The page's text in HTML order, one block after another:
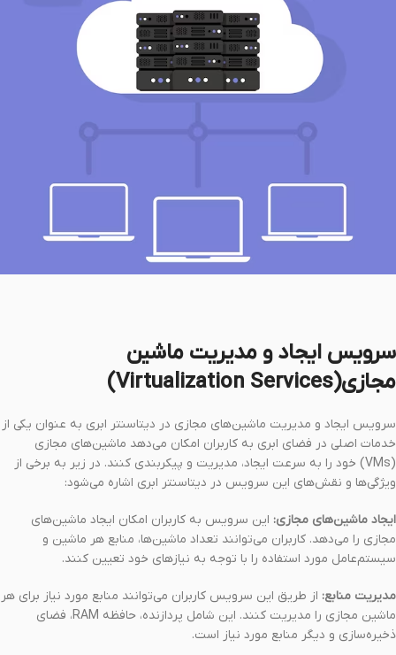
سرویس ایجاد و مدیریت ماشین
مجازی(Virtualization Services)
سرویس ایجاد و مدیریت ماشین‌های مجازی در دیتاسنتر ابری به عنوان یکی از
خدمات اصلی در فضای ابری به کاربران امکان می‌دهد ماشین‌های مجازی
(VMs) خود را به سرعت ایجاد، مدیریت و پیکربندی کنند. در زیر به برخی از
ویژگی‌ها و نقش‌های این سرویس در دیتاسنتر ابری اشاره می‌شود:
ایجاد ماشین‌های مجازی: این سرویس به کاربران امکان ایجاد ماشین‌های
مجازی را می‌دهد. کاربران می‌توانند تعداد ماشین‌ها، منابع هر ماشین و
سیستم‌عامل مورد استفاده را با توجه به نیازهای خود تعیین کنند.
مدیریت منابع: از طریق این سرویس کاربران می‌توانند منابع مورد نیاز برای هر
ماشین مجازی را مدیریت کنند. این شامل پردازنده، حافظه RAM، فضای
ذخیره‌سازی و دیگر منابع مورد نیاز است.